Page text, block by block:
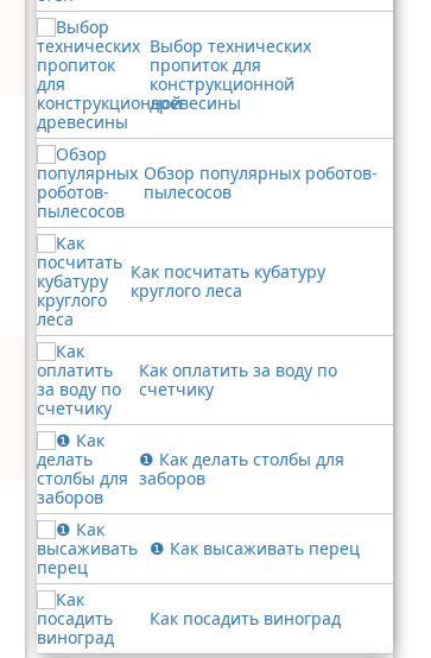
Выбор технических
пропиток для
конструкционной
древесины
Обзор популярных роботов-
пылесосов
Как посчитать кубатуру
круглого леса
Как оплатить за воду по
счетчику
❶ Как делать столбы для
заборов
❶ Как высаживать перец
Как посадить виноград